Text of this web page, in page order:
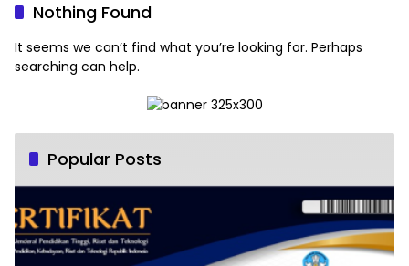
Nothing Found
It seems we can’t find what you’re looking for. Perhaps
searching can help.
Popular Posts